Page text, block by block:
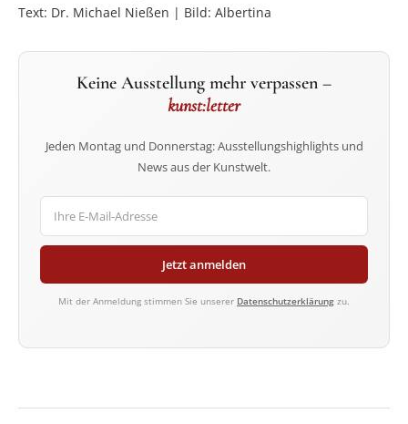
Text: Dr. Michael Nießen | Bild: Albertina
Keine Ausstellung mehr verpassen –
kunst:letter
Jeden Montag und Donnerstag: Ausstellungshighlights und
News aus der Kunstwelt.
Jetzt anmelden
Mit der Anmeldung stimmen Sie unserer Datenschutzerklärung zu.